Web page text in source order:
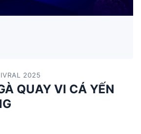
2025
QUAY VI CÁ YẾN